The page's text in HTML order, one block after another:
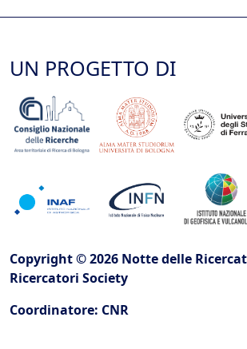
UN PROGETTO DI
Copyright © 2026 Notte delle
Ricercatori Society
Coordinatore: CNR